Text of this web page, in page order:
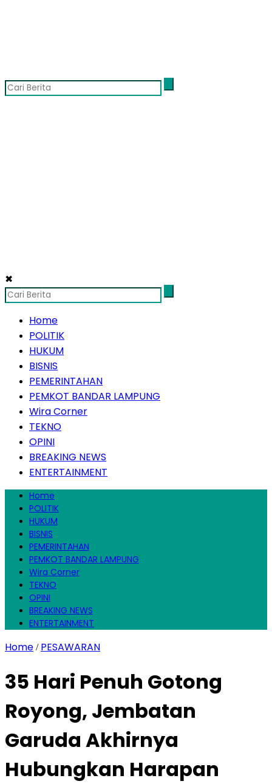
✖
Home
POLITIK
HUKUM
BISNIS
PEMERINTAHAN
PEMKOT BANDAR LAMPUNG
Wira Corner
TEKNO
OPINI
BREAKING NEWS
ENTERTAINMENT
Home
POLITIK
HUKUM
BISNIS
PEMERINTAHAN
PEMKOT BANDAR LAMPUNG
Wira Corner
TEKNO
OPINI
BREAKING NEWS
ENTERTAINMENT
Home / PESAWARAN
35 Hari Penuh Gotong
Royong, Jembatan
Garuda Akhirnya
Hubungkan Harapan